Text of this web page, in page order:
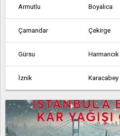
Armutlu Boyalıca
Çamandar Çekirge
Gürsu Harmancık
İznik Karacabey
Kestel
Kurşunlu Mudanya